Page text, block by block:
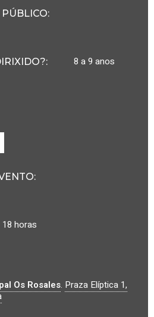
:
: 8 a 9 anos
:
18 horas
Os Rosales. Praza Elíptica 1,